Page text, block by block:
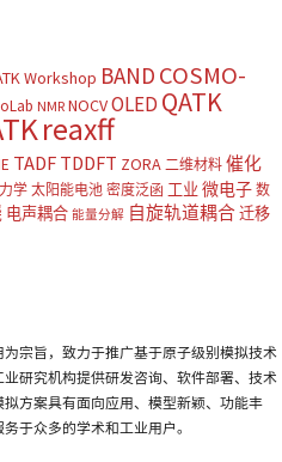
Workshop BAND COSMO-
NMR NOCVOLED QATK
reaxff
TADF TDDFT ZORA 二维材料 催化
学 太阳能电池 密度泛函 工业 微电子 数
电声耦合 能量分解 自旋轨道耦合迁移
宗旨，致力于推广基于原子级别模拟技术
研究机构提供研发咨询、软件部署、技术
方案具有面向应用、模型新颖、功能丰
于众多的学术和工业用户。